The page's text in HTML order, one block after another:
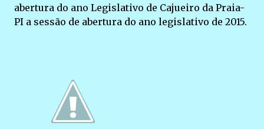
abertura do ano Legislativo de Cajueiro da Praia-
PI a sessão de abertura do ano legislativo de 2015.